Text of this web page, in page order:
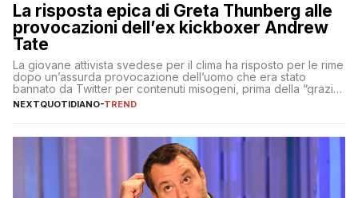
La risposta epica di Greta Thunberg alle
provocazioni dell’ex kickboxer Andrew
Tate
La giovane attivista svedese per il clima ha risposto per le rime
dopo un’assurda provocazione dell’uomo che era stato
bannato da Twitter per contenuti misogeni, prima della “grazia”
di Elon Musk
NEXTQUOTIDIANO-TREND